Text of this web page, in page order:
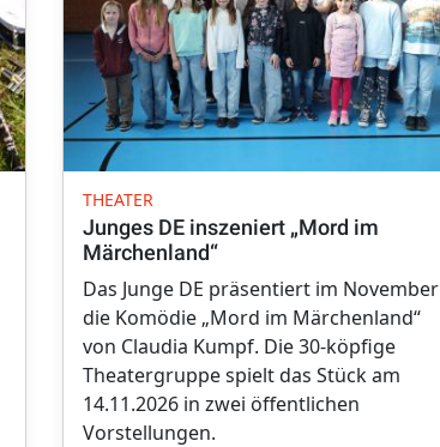
THEATER
Junges DE inszeniert „Mord im
Märchenland“
Das Junge DE präsentiert im November
die Komödie „Mord im Märchenland“
von Claudia Kumpf. Die 30-köpfige
Theatergruppe spielt das Stück am
14.11.2026 in zwei öffentlichen
Vorstellungen.